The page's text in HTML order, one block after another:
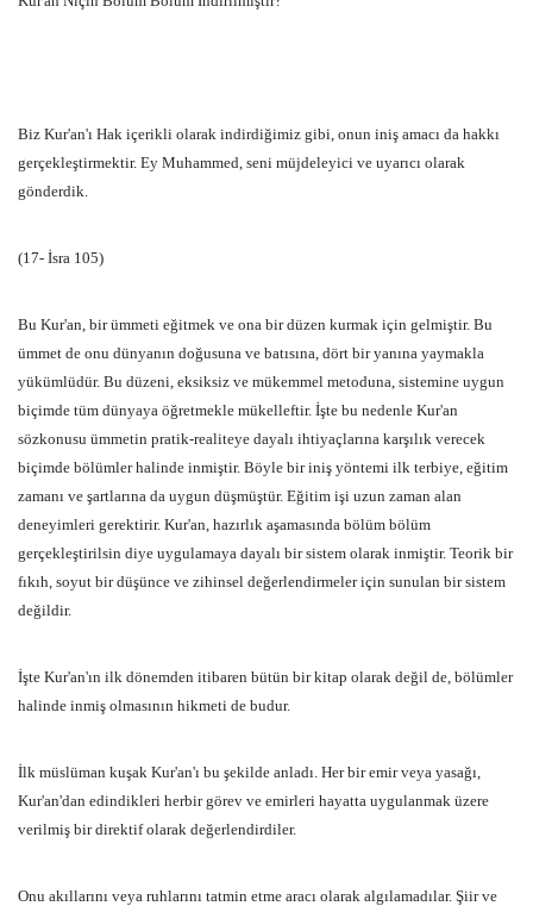
Biz Kur'an'ı Hak içerikli olarak indirdiğimiz gibi, onun iniş amacı da hakkı
gerçekleştirmektir. Ey Muhammed, seni müjdeleyici ve uyarıcı olarak
gönderdik.
(17- İsra 105)
Bu Kur'an, bir ümmeti eğitmek ve ona bir düzen kurmak için gelmiştir. Bu
ümmet de onu dünyanın doğusuna ve batısına, dört bir yanına yaymakla
yükümlüdür. Bu düzeni, eksiksiz ve mükemmel metoduna, sistemine uygun
biçimde tüm dünyaya öğretmekle mükelleftir. İşte bu nedenle Kur'an
sözkonusu ümmetin pratik-realiteye dayalı ihtiyaçlarına karşılık verecek
biçimde bölümler halinde inmiştir. Böyle bir iniş yöntemi ilk terbiye, eğitim
zamanı ve şartlarına da uygun düşmüştür. Eğitim işi uzun zaman alan
deneyimleri gerektirir. Kur'an, hazırlık aşamasında bölüm bölüm
gerçekleştirilsin diye uygulamaya dayalı bir sistem olarak inmiştir. Teorik bir
fıkıh, soyut bir düşünce ve zihinsel değerlendirmeler için sunulan bir sistem
değildir.
İşte Kur'an'ın ilk dönemden itibaren bütün bir kitap olarak değil de, bölümler
halinde inmiş olmasının hikmeti de budur.
İlk müslüman kuşak Kur'an'ı bu şekilde anladı. Her bir emir veya yasağı,
Kur'an'dan edindikleri herbir görev ve emirleri hayatta uygulanmak üzere
verilmiş bir direktif olarak değerlendirdiler.
Onu akıllarını veya ruhlarını tatmin etme aracı olarak algılamadılar. Şiir ve